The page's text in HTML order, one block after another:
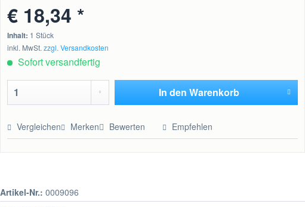
€ 18,34 *
Inhalt: 1 Stück
inkl. MwSt.zzgl. Versandkosten
Sofort versandfertig
In den Warenkorb
Vergleichen Merken Bewerten Empfehlen
Artikel-Nr.: 0009096